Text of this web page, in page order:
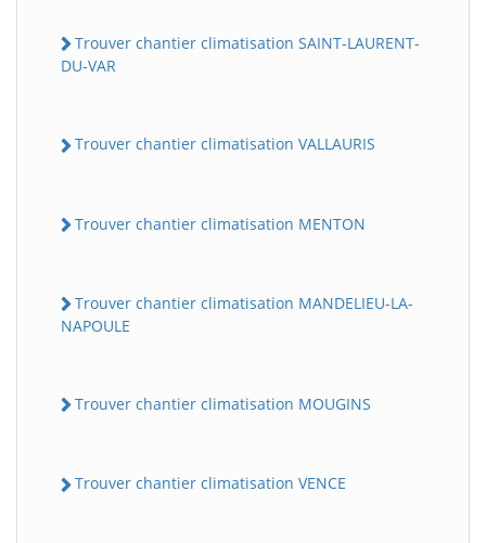
Trouver chantier climatisation SAINT-LAURENT-
DU-VAR
Trouver chantier climatisation VALLAURIS
Trouver chantier climatisation MENTON
Trouver chantier climatisation MANDELIEU-LA-
NAPOULE
Trouver chantier climatisation MOUGINS
Trouver chantier climatisation VENCE